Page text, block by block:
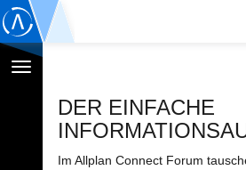
Navigation
DER EINFACHE
Im Allplan Connect Forum